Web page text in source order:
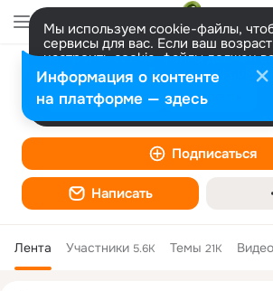
Мы используем cookie-файлы,
сервисы для вас. Если ваш
настроить cookie-файлы должен
представитель. Больше
Разрешить все Настроить
The Bell
Подписаться
Написать
Лента Участники 5.6K Темы 21K Видео
Информация о контенте
на платформе — здесь